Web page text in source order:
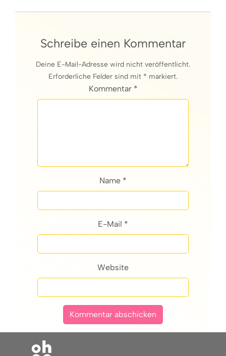
Schreibe einen Kommentar
Deine E-Mail-Adresse wird nicht veröffentlicht.
Erforderliche Felder sind mit * markiert.
Kommentar *
Name *
E-Mail *
Website